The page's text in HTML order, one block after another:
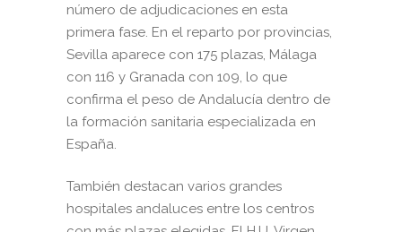
número de adjudicaciones en esta
primera fase. En el reparto por provincias,
Sevilla aparece con 175 plazas, Málaga
con 116 y Granada con 109, lo que
confirma el peso de Andalucía dentro de
la formación sanitaria especializada en
España.
También destacan varios grandes
hospitales andaluces entre los centros